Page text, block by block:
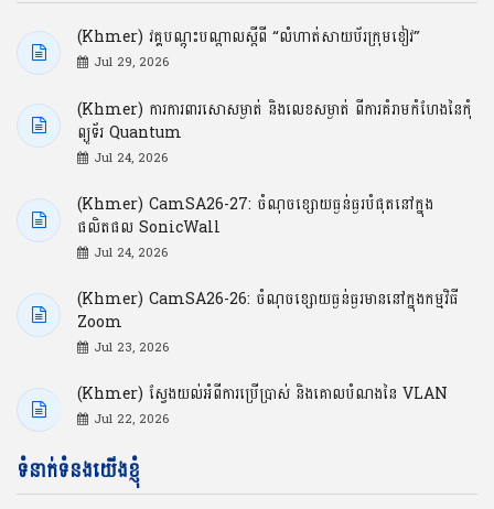
(Khmer) វគ្គបណ្ដុះបណ្ដាលស្ដីពី “លំហាត់សាយប័រក្រុមខៀវ”
Jul 29, 2026
(Khmer) ការការពារសោសម្ងាត់ និងលេខសម្ងាត់ ពីការគំរាមកំហែងនៃកុំ
ព្យូទ័រ Quantum
Jul 24, 2026
(Khmer) CamSA26-27: ចំណុចខ្សោយធ្ងន់ធ្ងរបំផុតនៅក្នុង
ផលិតផល SonicWall
Jul 24, 2026
(Khmer) CamSA26-26: ចំណុចខ្សោយធ្ងន់ធ្ងរមាននៅក្នុងកម្មវិធី
Zoom
Jul 23, 2026
(Khmer) ស្វែងយល់អំពីការប្រើប្រាស់ និងគោលបំណងនៃ VLAN
Jul 22, 2026
ទំនាក់ទំនងយើងខ្ញុំ